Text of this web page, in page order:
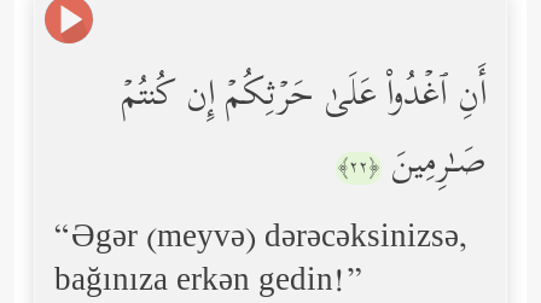
أَنِ ٱغۡدُواْ عَلَىٰ حَرۡثِكُمۡ إِن كُنتُمۡ
صَـٰرِمِینَ ﴿٢٢﴾
“Əgər (meyvə) dərəcəksinizsə,
bağınıza erkən gedin!”